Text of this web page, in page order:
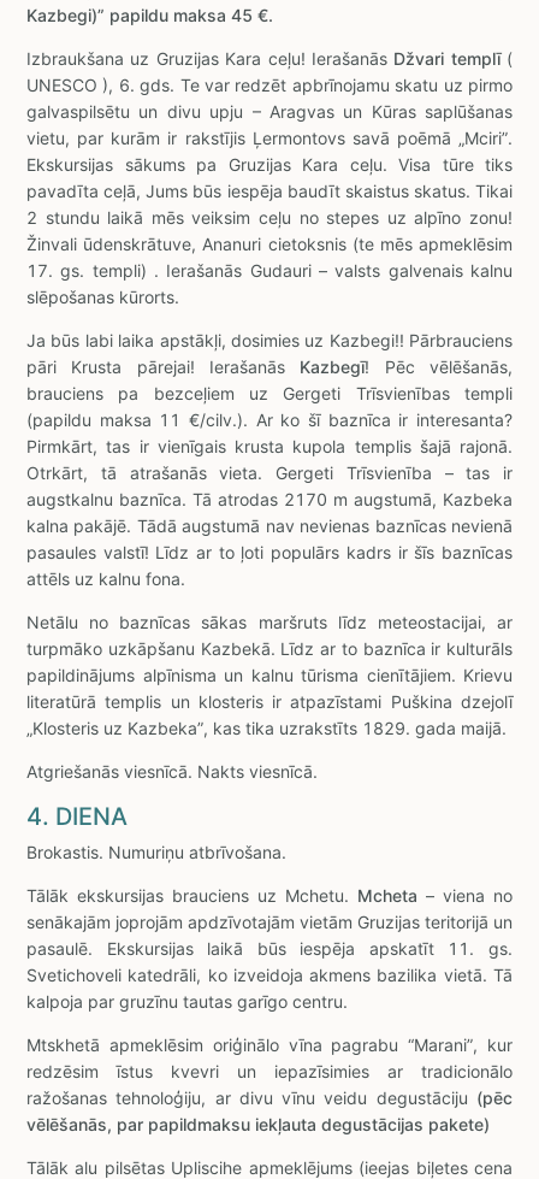
Kazbegi)” papildu maksa 45 €.
Izbraukšana uz Gruzijas Kara ceļu! IerašanāsDžvari templī(
UNESCO ), 6. gds. Te var redzēt apbrīnojamu skatu uz pirmo
galvaspilsētu un divu upju – Aragvas un Kūras saplūšanas
vietu, par kurām ir rakstījis Ļermontovs savā poēmā „Mciri”.
Ekskursijas sākums pa Gruzijas Kara ceļu. Visa tūre tiks
pavadīta ceļā, Jums būs iespēja baudīt skaistus skatus. Tikai
2 stundu laikā mēs veiksim ceļu no stepes uz alpīno zonu!
Žinvali ūdenskrātuve, Ananuri cietoksnis (te mēs apmeklēsim
17. gs. templi) . Ierašanās Gudauri – valsts galvenais kalnu
slēpošanas kūrorts.
Ja būs labi laika apstākļi, dosimies uz Kazbegi!! Pārbrauciens
pāri Krusta pārejai! Ierašanās Kazbegī! Pēc vēlēšanās,
brauciens pa bezceļiem uz Gergeti Trīsvienības templi
(papildu maksa 11 €/cilv.). Ar ko šī baznīca ir interesanta?
Pirmkārt, tas ir vienīgais krusta kupola templis šajā rajonā.
Otrkārt, tā atrašanās vieta. Gergeti Trīsvienība – tas ir
augstkalnu baznīca. Tā atrodas 2170 m augstumā, Kazbeka
kalna pakājē. Tādā augstumā nav nevienas baznīcas nevienā
pasaules valstī! Līdz ar to ļoti populārs kadrs ir šīs baznīcas
attēls uz kalnu fona.
Netālu no baznīcas sākas maršruts līdz meteostacijai, ar
turpmāko uzkāpšanu Kazbekā. Līdz ar to baznīca ir kulturāls
papildinājums alpīnisma un kalnu tūrisma cienītājiem. Krievu
literatūrā templis un klosteris ir atpazīstami Puškina dzejolī
„Klosteris uz Kazbeka”, kas tika uzrakstīts 1829. gada maijā.
Atgriešanās viesnīcā. Nakts viesnīcā.
4. DIENA
Brokastis. Numuriņu atbrīvošana.
Tālāk ekskursijas brauciens uz Mchetu. Mcheta – viena no
senākajām joprojām apdzīvotajām vietām Gruzijas teritorijā un
pasaulē. Ekskursijas laikā būs iespēja apskatīt 11. gs.
Svetichoveli katedrāli, ko izveidoja akmens bazilika vietā. Tā
kalpoja par gruzīnu tautas garīgo centru.
Mtskhetā apmeklēsim oriģinālo vīna pagrabu “Marani”, kur
redzēsim īstus kvevri un iepazīsimies ar tradicionālo
ražošanas tehnoloģiju, ar divu vīnu veidu degustāciju (pēc
vēlēšanās, par papildmaksu iekļauta degustācijas pakete)
Tālāk alu pilsētas Upliscihe apmeklējums (ieejas biļetes cena